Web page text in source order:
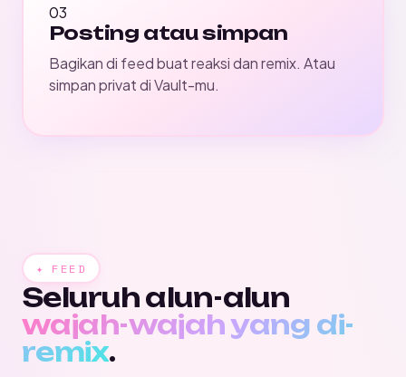
03
Posting atau simpan
Bagikan di feed buat reaksi dan remix. Atau
simpan privat di Vault-mu.
✦ FEED
Seluruh alun-alun
wajah-wajah yang di-
remix.